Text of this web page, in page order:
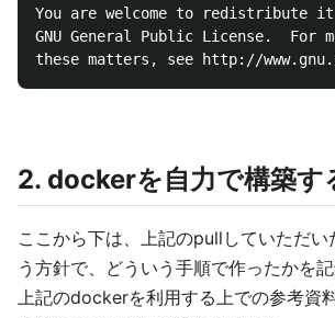
You are welcome to redistribute
GNU General Public License.  For
2. dockerを自力で構築す
ここから下は、上記のpullしていただ
う方針で、どういう手順で作ったかを記
上記のdockerを利用する上での参考資